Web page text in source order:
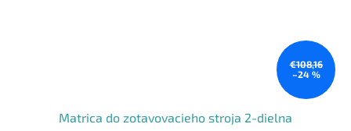
€108,16
–24 %
Matrica do zotavovacieho stroja 2-dielna